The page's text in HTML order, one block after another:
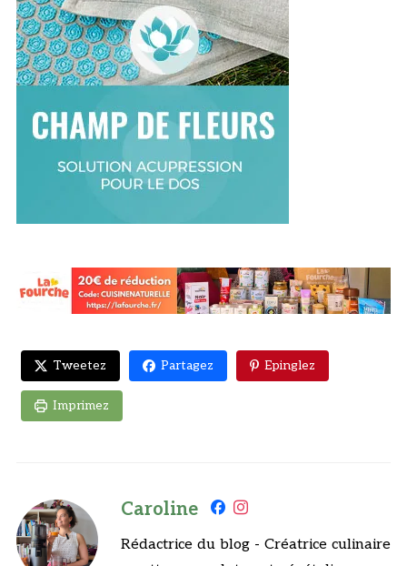
Tweetez Partagez Epinglez
Imprimez
Caroline
Rédactrice du blog - Créatrice culinaire